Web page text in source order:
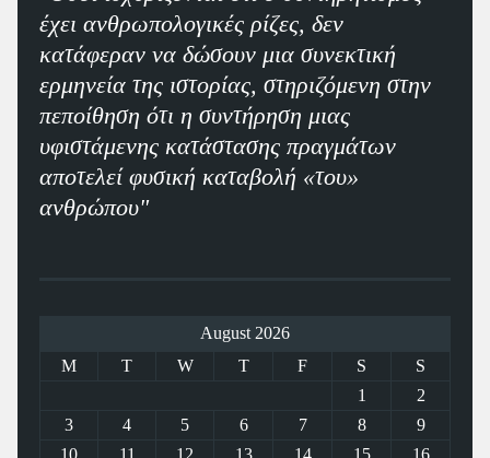
έχει ανθρωπολογικές ρίζες, δεν
κατάφεραν να δώσουν μια συνεκτική
ερμηνεία της ιστορίας, στηριζόμενη στην
πεποίθηση ότι η συντήρηση μιας
υφιστάμενης κατάστασης πραγμάτων
αποτελεί φυσική καταβολή «του»
ανθρώπου"
August 2026
M
T W T F S
S
1
2
3
4 5 6 7 8
9
10
11 12 13 14 15 16